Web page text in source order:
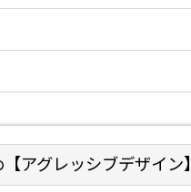
アグレッシブデザイン】